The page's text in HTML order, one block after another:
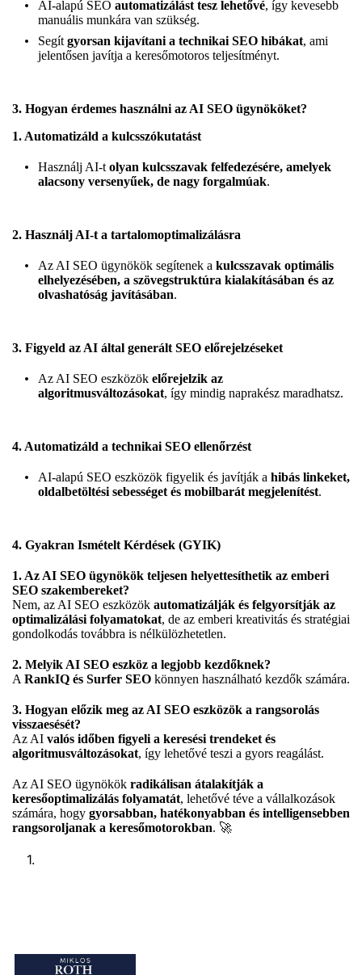
AI-alapú SEO automatizálást tesz lehetővé, így kevesebb
manuális munkára van szükség.
Segít gyorsan kijavítani a technikai SEO hibákat, ami
jelentősen javítja a keresőmotoros teljesítményt.
3. Hogyan érdemes használni az AI SEO ügynököket?
1. Automatizáld a kulcsszókutatást
Használj AI-t olyan kulcsszavak felfedezésére, amelyek
alacsony versenyűek, de nagy forgalmúak.
2. Használj AI-t a tartalomoptimalizálásra
Az AI SEO ügynökök segítenek a kulcsszavak optimális
elhelyezésében, a szövegstruktúra kialakításában és az
olvashatóság javításában.
3. Figyeld az AI által generált SEO előrejelzéseket
Az AI SEO eszközök előrejelzik az
algoritmusváltozásokat, így mindig naprakész maradhatsz.
4. Automatizáld a technikai SEO ellenőrzést
AI-alapú SEO eszközök figyelik és javítják a hibás linkeket,
oldalbetöltési sebességet és mobilbarát megjelenítést.
4. Gyakran Ismételt Kérdések (GYIK)
1. Az AI SEO ügynökök teljesen helyettesíthetik az emberi
SEO szakembereket?
Nem, az AI SEO eszközök automatizálják és felgyorsítják az
optimalizálási folyamatokat, de az emberi kreativitás és stratégiai
gondolkodás továbbra is nélkülözhetetlen.
2. Melyik AI SEO eszköz a legjobb kezdőknek?
A RankIQ és Surfer SEO könnyen használható kezdők számára.
3. Hogyan előzik meg az AI SEO eszközök a rangsorolás
visszaesését?
Az AI valós időben figyeli a keresési trendeket és
algoritmusváltozásokat, így lehetővé teszi a gyors reagálást.
Az AI SEO ügynökök radikálisan átalakítják a
keresőoptimalizálás folyamatát, lehetővé téve a vállalkozások
számára, hogy gyorsabban, hatékonyabban és intelligensebben
rangsoroljanak a keresőmotorokban. 🚀